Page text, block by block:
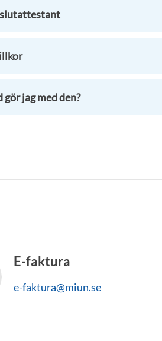
jag med den?
E-faktura
e-faktura@miun.se